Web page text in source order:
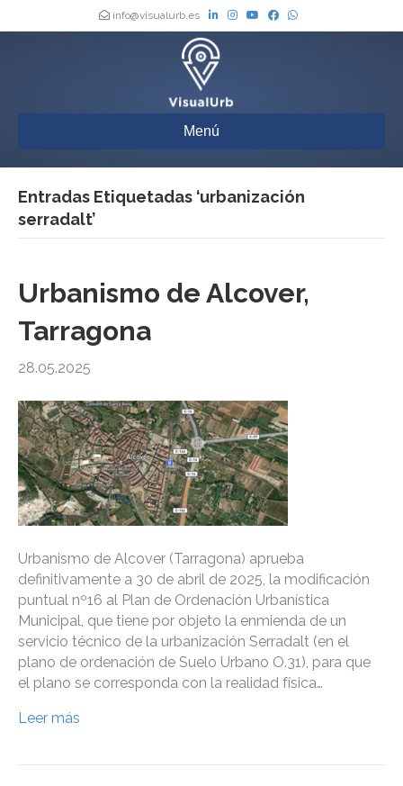
info@visualurb.es
Menú
Entradas Etiquetadas ‘urbanización
serradalt’
Urbanismo de Alcover,
Tarragona
28.05.2025
Urbanismo de Alcover (Tarragona) aprueba
definitivamente a 30 de abril de 2025, la modificación
puntual nº16 al Plan de Ordenación Urbanística
Municipal, que tiene por objeto la enmienda de un
servicio técnico de la urbanización Serradalt (en el
plano de ordenación de Suelo Urbano O.31), para que
el plano se corresponda con la realidad física…
Leer más